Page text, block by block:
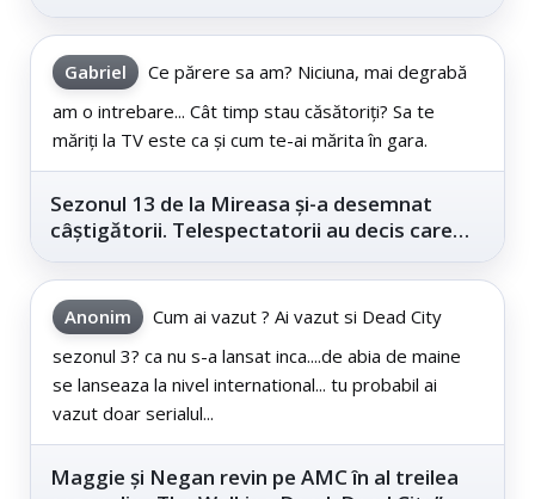
Gabriel
Ce părere sa am? Niciuna, mai degrabă
am o intrebare... Cât timp stau căsătoriți? Sa te
măriți la TV este ca și cum te-ai mărita în gara.
Sezonul 13 de la Mireasa și-a desemnat
câștigătorii. Telespectatorii au decis care
Anonim
Cum ai vazut ? Ai vazut si Dead City
sezonul 3? ca nu s-a lansat inca....de abia de maine
se lanseaza la nivel international... tu probabil ai
vazut doar serialul...
Maggie și Negan revin pe AMC în al treilea